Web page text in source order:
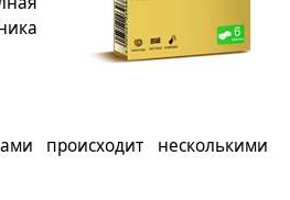
происходит несколькими